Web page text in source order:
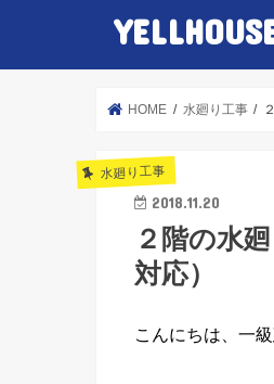
HOME 水廻り工事
水廻り工事
2018.11.20
２階の水
対応）
こんにちは、一